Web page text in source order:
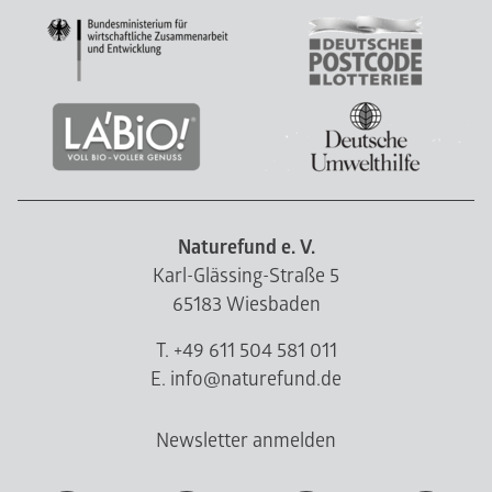
Naturefund e. V.
Karl-Glässing-Straße 5
65183 Wiesbaden
T. +49 611 504 581 011
E. info@naturefund.de
Newsletter anmelden